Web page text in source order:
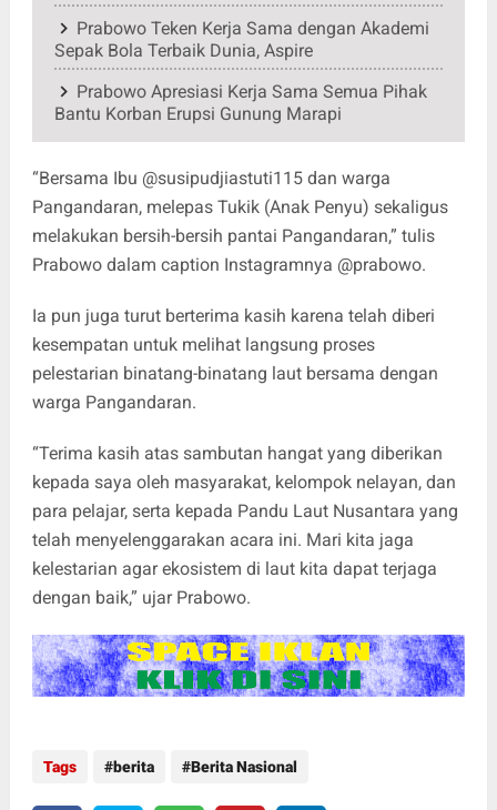
Prabowo Teken Kerja Sama dengan Akademi
Sepak Bola Terbaik Dunia, Aspire
Prabowo Apresiasi Kerja Sama Semua Pihak
Bantu Korban Erupsi Gunung Marapi
“Bersama Ibu @susipudjiastuti115 dan warga
Pangandaran, melepas Tukik (Anak Penyu) sekaligus
melakukan bersih-bersih pantai Pangandaran,” tulis
Prabowo dalam caption Instagramnya @prabowo.
Ia pun juga turut berterima kasih karena telah diberi
kesempatan untuk melihat langsung proses
pelestarian binatang-binatang laut bersama dengan
warga Pangandaran.
“Terima kasih atas sambutan hangat yang diberikan
kepada saya oleh masyarakat, kelompok nelayan, dan
para pelajar, serta kepada Pandu Laut Nusantara yang
telah menyelenggarakan acara ini. Mari kita jaga
kelestarian agar ekosistem di laut kita dapat terjaga
dengan baik,” ujar Prabowo.
Tags berita Berita Nasional